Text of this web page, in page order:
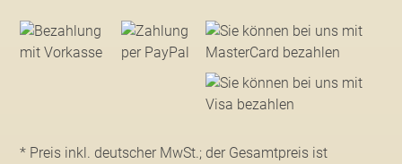
* Preis inkl. deutscher MwSt.; der Gesamtpreis ist